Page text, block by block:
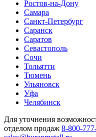
Ростов-на-Дону
Самара
Санкт-Петербург
Саранск
Саратов
Севастополь
Сочи
Тольятти
Тюмень
Ульяновск
Уфа
Челябинск
Для уточнения
отделом продаж 8-800-